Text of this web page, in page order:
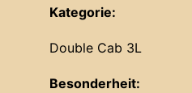
Kategorie:
Double Cab 3L
Besonderheit: